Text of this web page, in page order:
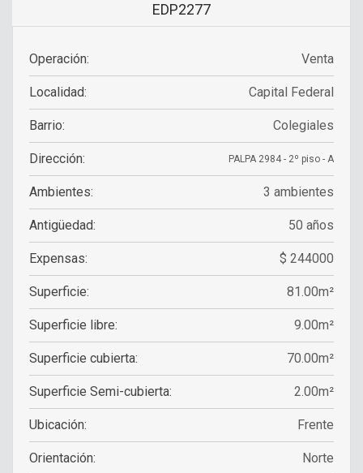
EDP2277
Operación: Venta
Localidad: Capital Federal
Barrio: Colegiales
Dirección: PALPA 2984 - 2º piso - A
Ambientes: 3 ambientes
Antigüedad: 50 años
Expensas: $ 244000
Superficie: 81.00m²
Superficie libre: 9.00m²
Superficie cubierta: 70.00m²
Superficie Semi-cubierta: 2.00m²
Ubicación: Frente
Orientación: Norte